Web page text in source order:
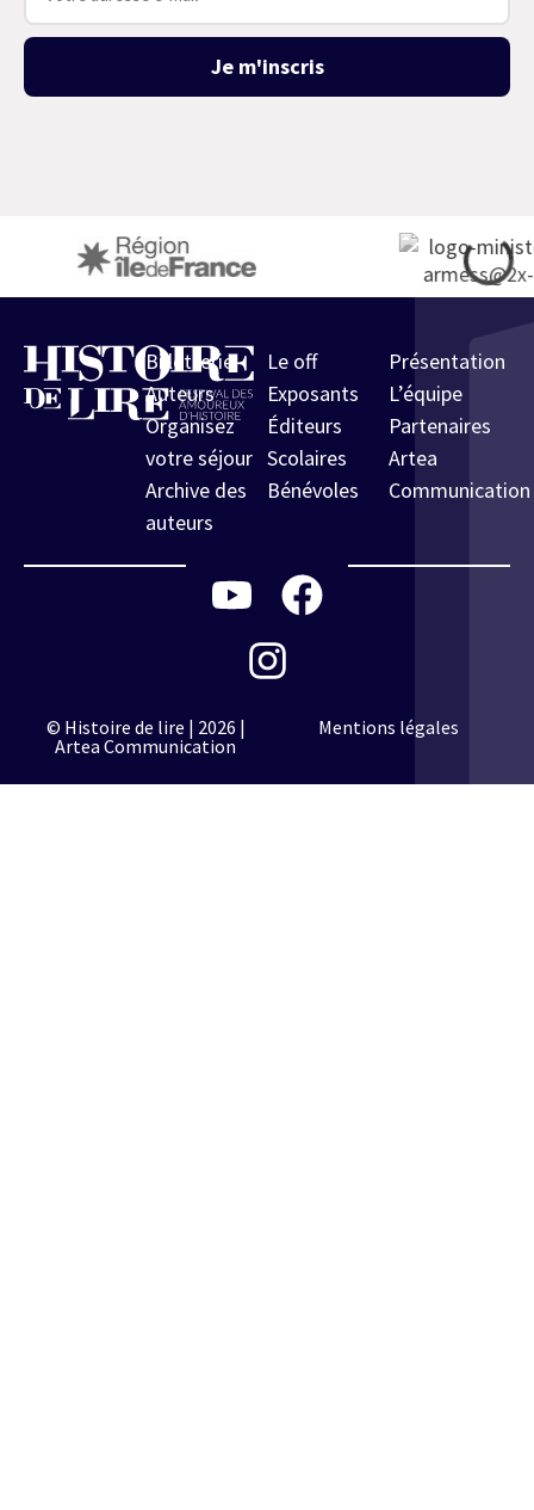
Je m'inscris
Billetterie
Auteurs
Organisez
votre séjour
Archive des
auteurs
Le off
Exposants
Éditeurs
Scolaires
Bénévoles
Présentation
L’équipe
Partenaires
Artea
Communication
© Histoire de lire | 2026 |
Artea Communication
Mentions légales